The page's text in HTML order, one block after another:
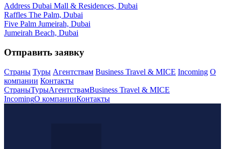
Address Dubai Mall & Residences, Dubai
Raffles The Palm, Dubai
Five Palm Jumeirah, Dubai
Jumeirah Beach, Dubai
Отправить заявку
Страны Туры Агентствам Business Travel & MICE Incoming О
компании Контакты
СтраныТурыАгентствамBusiness Travel & MICE
IncomingО компанииКонтакты